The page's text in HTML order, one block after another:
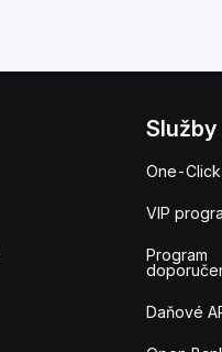
Služby
One-
VIP
Program
Daňové